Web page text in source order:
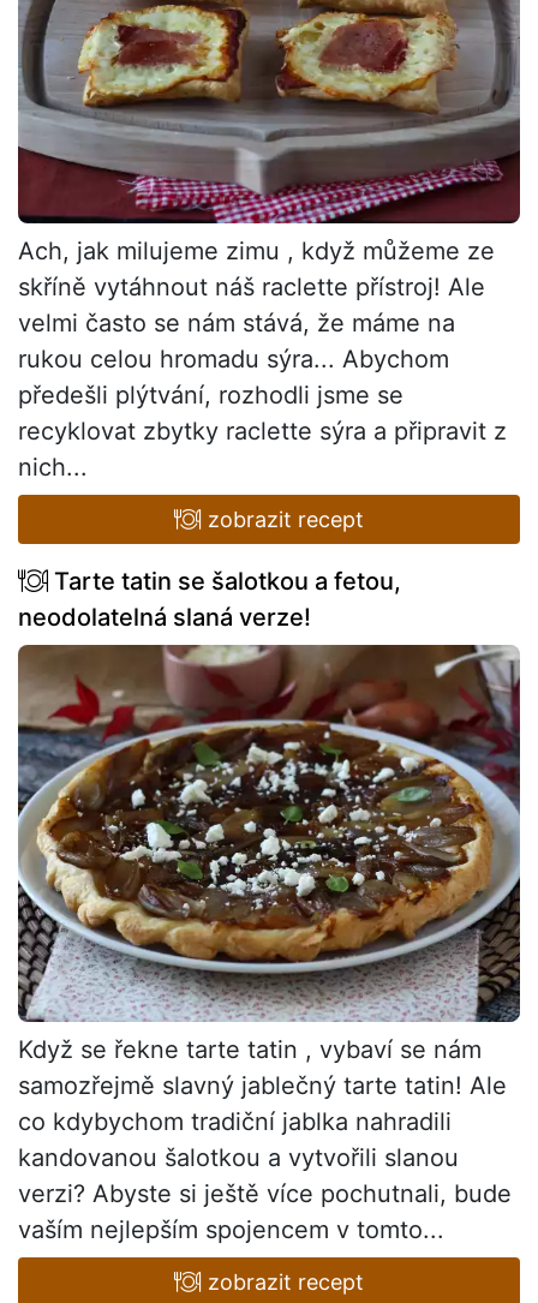
Ach, jak milujeme zimu , když můžeme ze
skříně vytáhnout náš raclette přístroj! Ale
velmi často se nám stává, že máme na
rukou celou hromadu sýra... Abychom
předešli plýtvání, rozhodli jsme se
recyklovat zbytky raclette sýra a připravit z
nich...
zobrazit recept
Tarte tatin se šalotkou a fetou,
neodolatelná slaná verze!
Když se řekne tarte tatin , vybaví se nám
samozřejmě slavný jablečný tarte tatin! Ale
co kdybychom tradiční jablka nahradili
kandovanou šalotkou a vytvořili slanou
verzi? Abyste si ještě více pochutnali, bude
vaším nejlepším spojencem v tomto...
zobrazit recept